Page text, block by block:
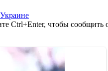
Ctrl+Enter, чтобы сообщить